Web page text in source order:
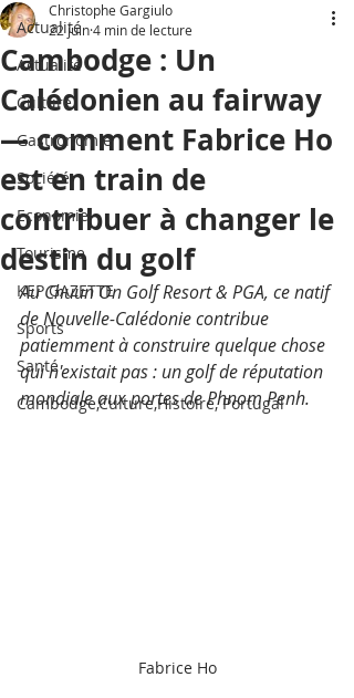
Actualité
Actualité
Culture
Gastronomie
Société
Economie
Tourisme
KEP GAZETTE
Sports
Santé
Cambodge,Culture,Histoire, Portugal
Cambodge : Un
Calédonien au fairway
— comment Fabrice Ho
est en train de
contribuer à changer le
destin du golf
Christophe Gargiulo
22 juin4 min de lecture
Au Chuun On Golf Resort & PGA, ce natif
de Nouvelle-Calédonie contribue
patiemment à construire quelque chose
qui n'existait pas : un golf de réputation
mondiale aux portes de Phnom Penh.
Fabrice Ho